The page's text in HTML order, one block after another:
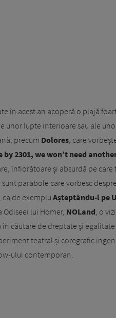
în acest an acoperă o plajă
unor lupte interioare sau ale
precum Dolores, care
by 2301, we won’t need
înfiorătoare și absurdă pe care
parabole care vorbesc
de exemplu Așteptându-l pe
lui Homer, NOLand, o
căutare de dreptate și egalitate
teatral și coregrafic
ului contemporan.